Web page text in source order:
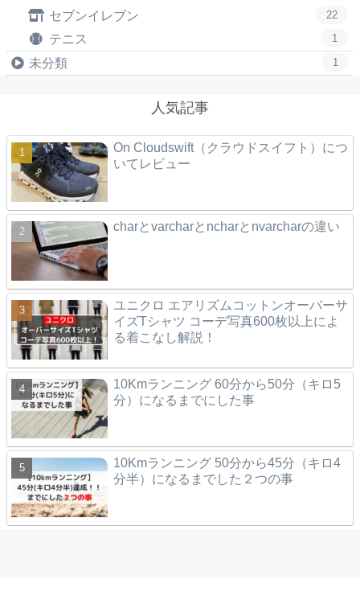
セブンイレブン 22
テニス 1
未分類 1
人気記事
On Cloudswift（クラウドスイフト）につ
いてレビュー
charとvarcharとncharとnvarcharの違い
ユニクロ エアリズムコットンオーバーサ
イズTシャツ コーデ写真600枚以上によ
る着こなし解説！
10Kmランニング 60分から50分（キロ5
分）になるまでにした事
10Kmランニング 50分から45分（キロ4
分半）になるまでした２つの事